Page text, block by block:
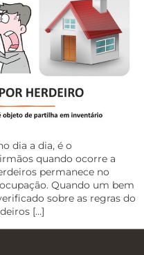
dia a dia, é o
quando ocorre a
permanece no
Quando um bem
sobre as regras do
[…]